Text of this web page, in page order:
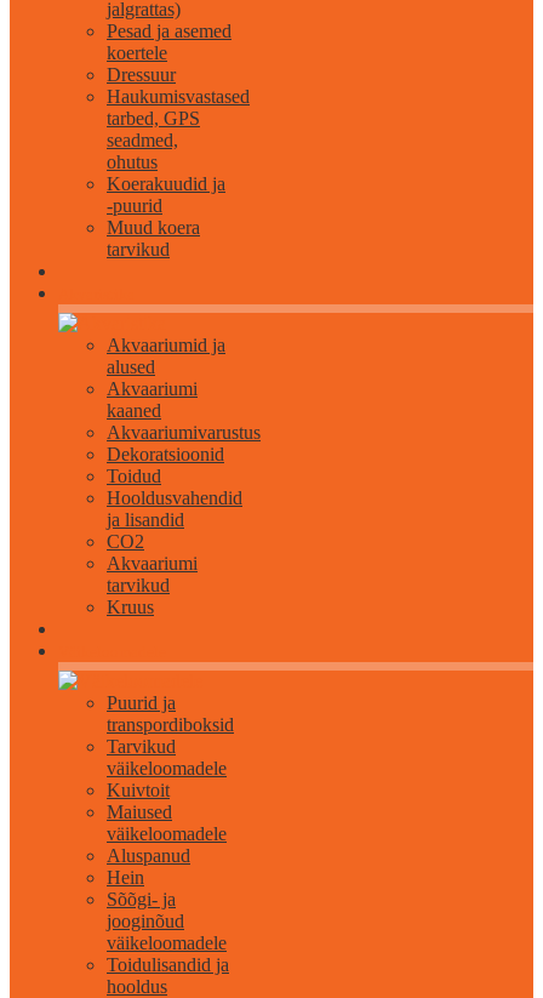
jalgrattas)
Pesad ja asemed
koertele
Dressuur
Haukumisvastased
tarbed, GPS
seadmed,
ohutus
Koerakuudid ja
-puurid
Muud koera
tarvikud
Akvaariumid ja
alused
Akvaariumi
kaaned
Akvaariumivarustus
Dekoratsioonid
Toidud
Hooldusvahendid
ja lisandid
CO2
Akvaariumi
tarvikud
Kruus
Puurid ja
transpordiboksid
Tarvikud
väikeloomadele
Kuivtoit
Maiused
väikeloomadele
Aluspanud
Hein
Sõõgi- ja
jooginõud
väikeloomadele
Toidulisandid ja
hooldus